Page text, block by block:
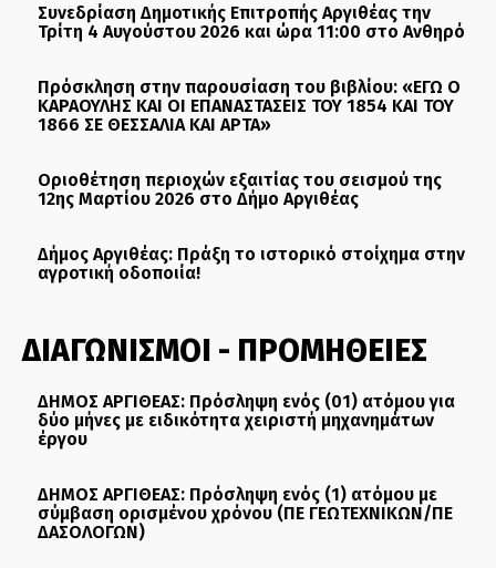
Συνεδρίαση Δημοτικής Επιτροπής Αργιθέας την
Τρίτη 4 Αυγούστου 2026 και ώρα 11:00 στο Ανθηρό
Πρόσκληση στην παρουσίαση του βιβλίου: «ΕΓΩ Ο
ΚΑΡΑΟΥΛΗΣ ΚΑΙ ΟΙ ΕΠΑΝΑΣΤΑΣΕΙΣ ΤΟΥ 1854 ΚΑΙ ΤΟΥ
1866 ΣΕ ΘΕΣΣΑΛΙΑ ΚΑΙ ΑΡΤΑ»
Οριοθέτηση περιοχών εξαιτίας του σεισμού της
12ης Μαρτίου 2026 στο Δήμο Αργιθέας
Δήμος Αργιθέας: Πράξη το ιστορικό στοίχημα στην
αγροτική οδοποιία!
ΔΙΑΓΩΝΙΣΜΟΙ - ΠΡΟΜΗΘΕΙΕΣ
ΔΗΜΟΣ ΑΡΓΙΘΕΑΣ: Πρόσληψη ενός (01) ατόμου για
δύο μήνες με ειδικότητα χειριστή μηχανημάτων
έργου
ΔΗΜΟΣ ΑΡΓΙΘΕΑΣ: Πρόσληψη ενός (1) ατόμου με
σύμβαση ορισμένου χρόνου (ΠΕ ΓΕΩΤΕΧΝΙΚΩΝ/ΠΕ
ΔΑΣΟΛΟΓΩΝ)